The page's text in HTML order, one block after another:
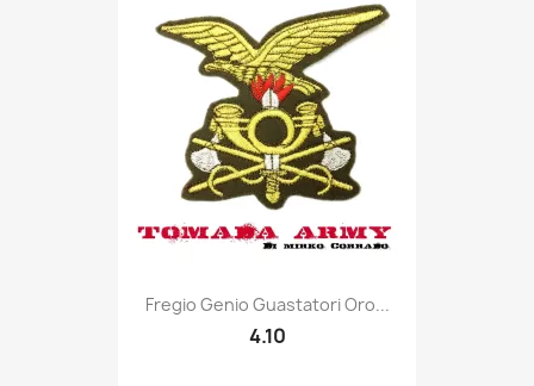
Quick view
Fregio Genio Guastatori Oro...
4.10